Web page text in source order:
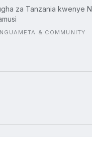
za Tanzania kwenye
& COMMUNITY